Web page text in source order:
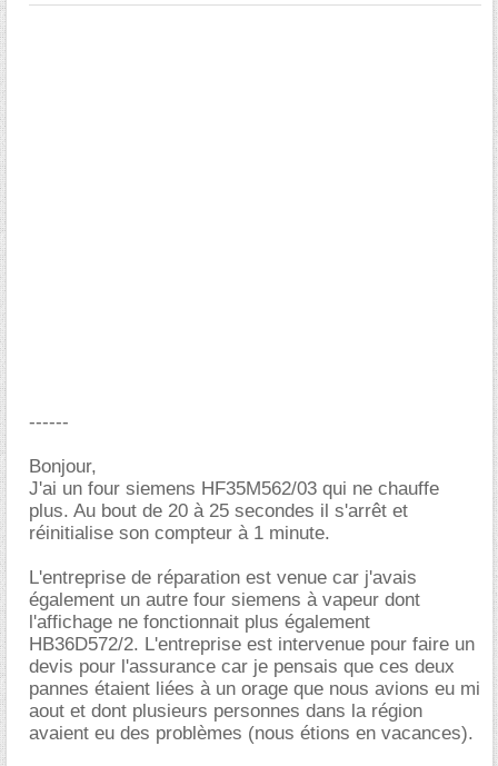
------
Bonjour,
J'ai un four siemens HF35M562/03 qui ne chauffe
plus. Au bout de 20 à 25 secondes il s'arrêt et
réinitialise son compteur à 1 minute.
L'entreprise de réparation est venue car j'avais
également un autre four siemens à vapeur dont
l'affichage ne fonctionnait plus également
HB36D572/2. L'entreprise est intervenue pour faire un
devis pour l'assurance car je pensais que ces deux
pannes étaient liées à un orage que nous avions eu mi
aout et dont plusieurs personnes dans la région
avaient eu des problèmes (nous étions en vacances).